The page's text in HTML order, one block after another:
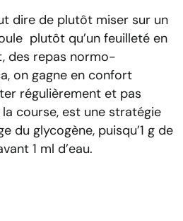
dire de plutôt miser sur un
plutôt qu’un feuilleté en
des repas normo-
on gagne en confort
régulièrement et pas
course, est une stratégie
du glycogène, puisqu’1 g de
1 ml d’eau.